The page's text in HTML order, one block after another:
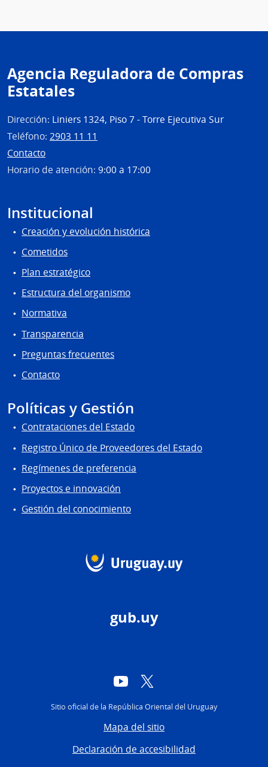
Agencia Reguladora de Compras
Estatales
Dirección: Liniers 1324, Piso 7 - Torre Ejecutiva Sur
Teléfono: 2903 11 11
Contacto
Horario de atención: 9:00 a 17:00
Institucional
Creación y evolución histórica
Cometidos
Plan estratégico
Estructura del organismo
Normativa
Transparencia
Preguntas frecuentes
Contacto
Políticas y Gestión
Contrataciones del Estado
Registro Único de Proveedores del Estado
Regímenes de preferencia
Proyectos e innovación
Gestión del conocimiento
gub.uy
YouTube
Sitio oficial de la República Oriental del Uruguay
Mapa del sitio
Declaración de accesibilidad